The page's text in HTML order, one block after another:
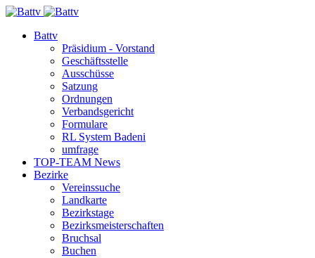
Battv
Präsidium - Vorstand
Geschäftsstelle
Ausschüsse
Satzung
Ordnungen
Verbandsgericht
Formulare
RL System Badeni
umfrage
TOP-TEAM News
Bezirke
Vereinssuche
Landkarte
Bezirkstage
Bezirksmeisterschaften
Bruchsal
Buchen